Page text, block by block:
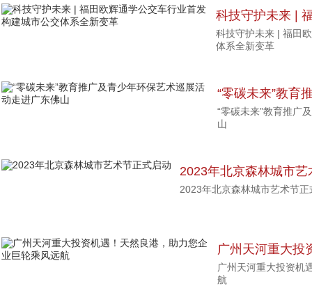
科技守护未来 |
构建城市公交体
科技守护未来 | 福田
体系全新变革
“零碳未来”教育
动走进广东佛山
“零碳未来”教育推广
山
2023年北京森林城市
2023年北京森林城市艺术节正
广州天河重大投
业巨轮乘风远航
广州天河重大投资机
航